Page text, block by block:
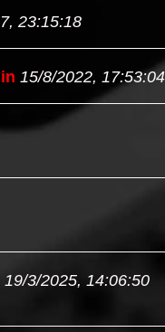
23:15:18
15/8/2022, 17:53:04
19/3/2025, 14:06:50